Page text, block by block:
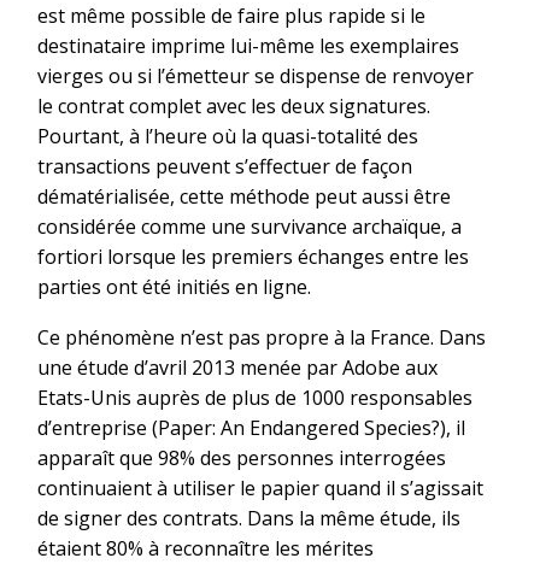
est même possible de faire plus rapide si le
destinataire imprime lui-même les exemplaires
vierges ou si l’émetteur se dispense de renvoyer
le contrat complet avec les deux signatures.
Pourtant, à l’heure où la quasi-totalité des
transactions peuvent s’effectuer de façon
dématérialisée, cette méthode peut aussi être
considérée comme une survivance archaïque, a
fortiori lorsque les premiers échanges entre les
parties ont été initiés en ligne.
Ce phénomène n’est pas propre à la France. Dans
une étude d’avril 2013 menée par Adobe aux
Etats-Unis auprès de plus de 1000 responsables
d’entreprise (Paper: An Endangered Species?), il
apparaît que 98% des personnes interrogées
continuaient à utiliser le papier quand il s’agissait
de signer des contrats. Dans la même étude, ils
étaient 80% à reconnaître les mérites